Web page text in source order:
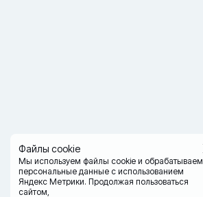
Файлы cookie
Мы используем файлы cookie и обрабатываем
персональные данные с использованием
Яндекс Метрики. Продолжая пользоваться
сайтом,